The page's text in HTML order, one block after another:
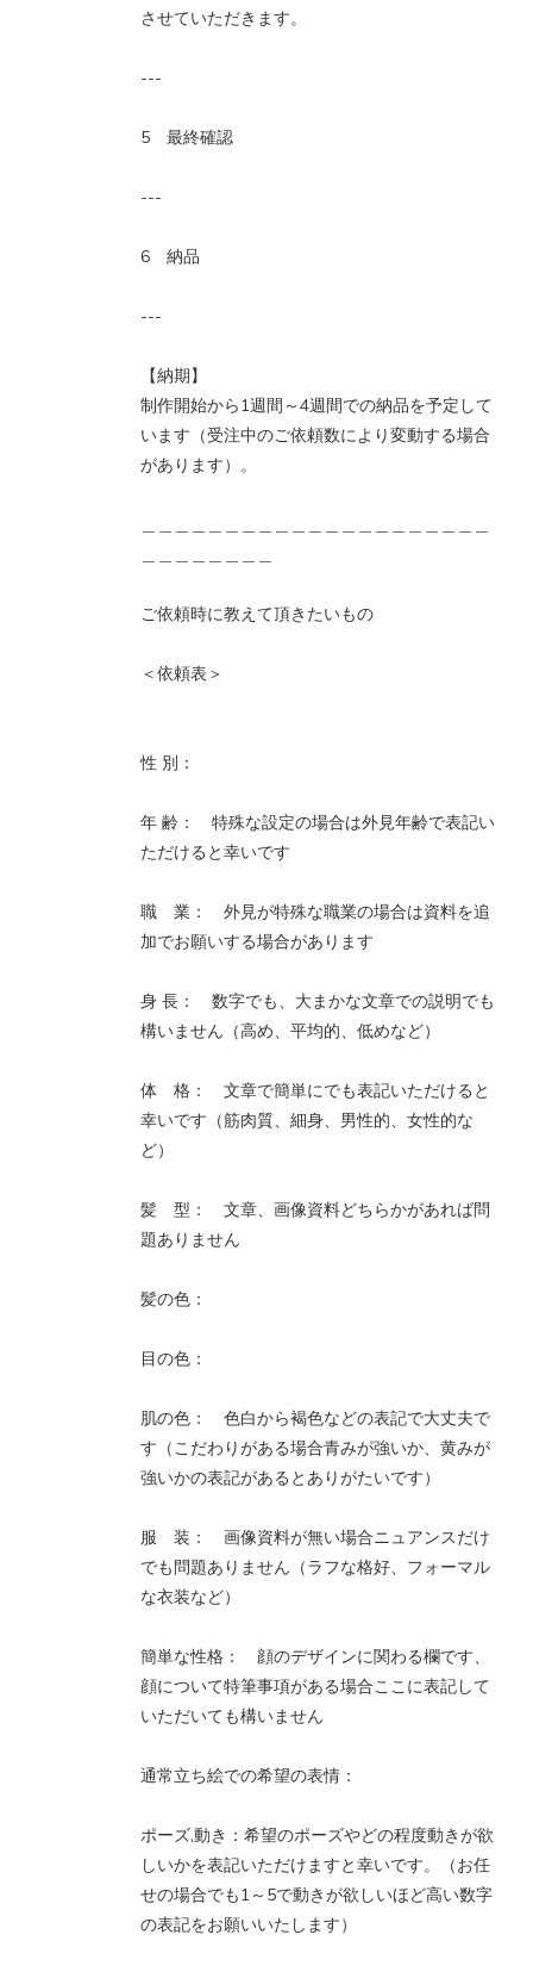
させていただきます。
---
5 最終確認
---
6 納品
---
【納期】
制作開始から1週間～4週間での納品を予定して
います（受注中のご依頼数により変動する場合
があります）。
ご依頼時に教えて頂きたいもの
＜依頼表＞
性 別：
年 齢： 特殊な設定の場合は外見年齢で表記い
ただけると幸いです
職 業： 外見が特殊な職業の場合は資料を追
加でお願いする場合があります
身 長： 数字でも、大まかな文章での説明でも
構いません（高め、平均的、低めなど）
体 格： 文章で簡単にでも表記いただけると
幸いです（筋肉質、細身、男性的、女性的な
ど）
髪 型： 文章、画像資料どちらかがあれば問
題ありません
髪の色：
目の色：
肌の色： 色白から褐色などの表記で大丈夫で
す（こだわりがある場合青みが強いか、黄みが
強いかの表記があるとありがたいです）
服 装： 画像資料が無い場合ニュアンスだけ
でも問題ありません（ラフな格好、フォーマル
な衣装など）
簡単な性格： 顔のデザインに関わる欄です、
顔について特筆事項がある場合ここに表記して
いただいても構いません
通常立ち絵での希望の表情：
ポーズ,動き：希望のポーズやどの程度動きが欲
しいかを表記いただけますと幸いです。（お任
せの場合でも1～5で動きが欲しいほど高い数字
の表記をお願いいたします）